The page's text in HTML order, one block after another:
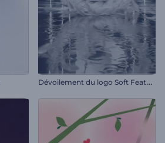
D
évoilement du logo Soft Feathers